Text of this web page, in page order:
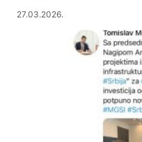
27.03.2026.